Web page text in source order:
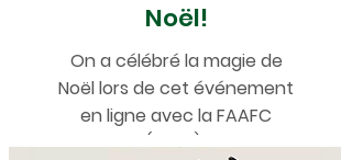
Noël!
On a célébré la magie de
Noël lors de cet événement
en ligne avec la FAAFC
(2024)!